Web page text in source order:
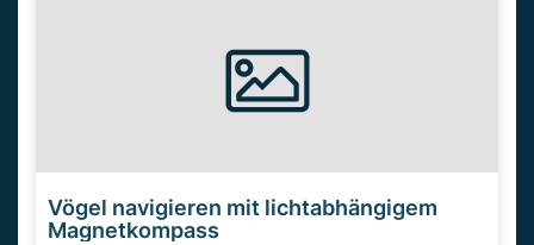
Vögel navigieren mit lichtabhängigem
Magnetkompass